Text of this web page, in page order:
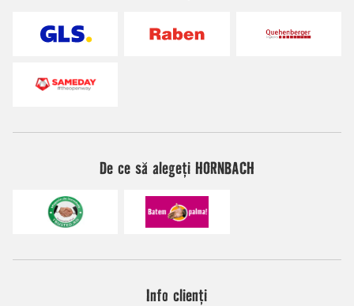
De ce să alegeți HORNBACH
Info clienți